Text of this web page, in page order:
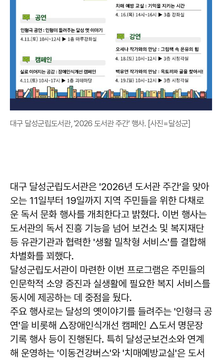
대구 달성군립도서관, '2026 도서관 주간' 행사. [사진=달성군]
대구 달성군립도서관은 '2026년 도서관 주간'을 맞아
오는 11일부터 19일까지 지역 주민들을 위한 다채로
운 독서 문화 행사를 개최한다고 밝혔다. 이번 행사는
도서관의 독서 진흥 기능을 넘어 보건소 및 복지재단
등 유관기관과 협력한 '생활 밀착형 서비스'를 결합해
차별화를 꾀했다.
달성군립도서관이 마련한 이번 프로그램은 주민들의
인문학적 소양 증진과 실생활에 필요한 복지 서비스를
동시에 제공하는 데 중점을 뒀다.
주요 행사로는 달성의 옛이야기를 들려주는 '인형극 공
연'을 비롯해 △장애인식개선 캠페인 △도서 명문장
기록 행사 등이 진행된다. 특히 달성군보건소와 연계
해 운영하는 '이동건강버스'와 '치매예방교실'은 도서